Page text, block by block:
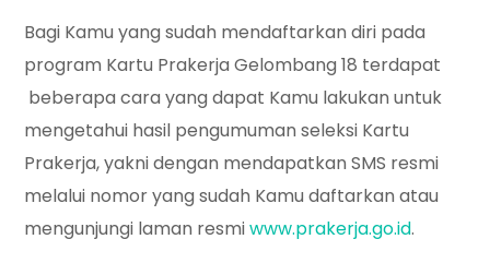
Bagi Kamu yang sudah mendaftarkan diri pada
program Kartu Prakerja Gelombang 18 terdapat
beberapa cara yang dapat Kamu lakukan untuk
mengetahui hasil pengumuman seleksi Kartu
Prakerja, yakni dengan mendapatkan SMS resmi
melalui nomor yang sudah Kamu daftarkan atau
mengunjungi laman resmiwww.prakerja.go.id.